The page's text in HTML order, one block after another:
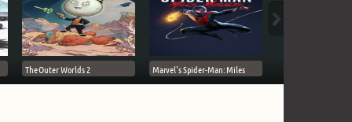
The Outer Worlds 2 Marvel's Spider-Man: Miles